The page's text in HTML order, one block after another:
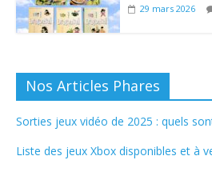
29 mars 2026
Nos Articles Phares
Sorties jeux vidéo de 2025 : quels
Liste des jeux Xbox disponibles et à